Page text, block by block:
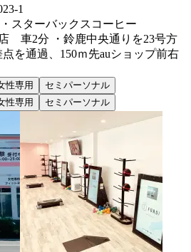
1
・スターバックスコーヒー
車2分 ・鈴鹿中央通りを23号方
を通過、150ｍ先auショップ前右
性専用
セミパーソナル
性専用 セミパーソナル